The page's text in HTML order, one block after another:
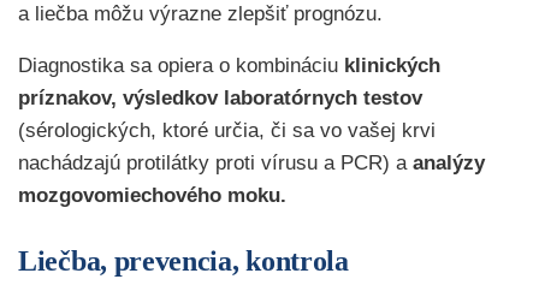
a liečba môžu výrazne zlepšiť prognózu.
Diagnostika sa opiera o kombináciu klinických
príznakov, výsledkov laboratórnych testov
(sérologických, ktoré určia, či sa vo vašej krvi
nachádzajú protilátky proti vírusu a PCR) a analýzy
mozgovomiechového moku.
Liečba, prevencia, kontrola